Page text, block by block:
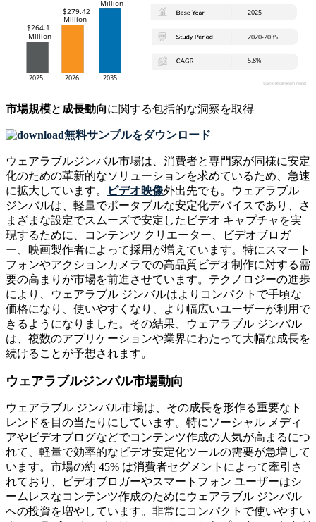
市場規模と 成長動向に関する包括的な洞察を取得
無料サンプルをダウンロード
ウェアラブルジンバル市場は、消費者と専門家が同様に安定
化のための革新的なソリューションを求めているため、急速
に拡大しています。
ビデオ映像外出先でも。ウェアラブル
ジンバルは、軽量でポータブルな安定化デバイスであり、さ
まざまな設定でスムーズで安定したビデオ キャプチャを実
現するために、コンテンツ クリエーター、ビデオブロガ
ー、映画製作者によって採用が増えています。特にスマート
フォンやアクションカメラでの高品質ビデオ制作に対する需
要の高まりが市場を前進させています。テクノロジーの進歩
により、ウェアラブル ジンバルはよりコンパクトで手頃な
価格になり、使いやすくなり、より幅広いユーザーが利用で
きるようになりました。その結果、ウェアラブル ジンバル
は、複数のアプリケーションや業界にわたって大幅な成長を
続けることが予想されます。
ウェアラブルジンバル市場動向
ウェアラブル ジンバル市場は、その成長を形作る重要なト
レンドを目の当たりにしています。特にソーシャル メディ
アやビデオブログなどでコンテンツ作成の人気が高まるにつ
れて、軽量で効率的なビデオ安定化ツールの需要が急増して
います。市場の約 45% は消費者セグメントによって牽引さ
れており、ビデオブロガーやスマートフォン ユーザーはシ
ームレスなコンテンツ作成のためにウェアラブル ジンバル
への投資を増やしています。非常にコンパクトで使いやすい